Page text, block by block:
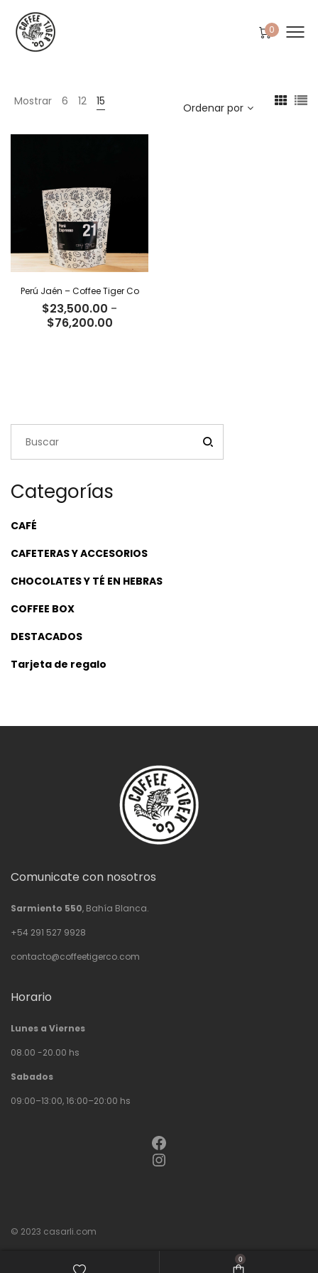
0
Mostrar 6 12 15 Ordenar por
Perú Jaén – Coffee Tiger Co
$23,500.00 -
$76,200.00Rango
Categorías
CAFÉ
CAFETERAS Y ACCESORIOS
CHOCOLATES Y TÉ EN HEBRAS
COFFEE BOX
DESTACADOS
Tarjeta de regalo
Comunicate con nosotros
Sarmiento 550, Bahía Blanca.
+54 291 527 9928
contacto@coffeetigerco.com
Horario
Lunes a Viernes
08.00 -20.00 hs
Sabados
09:00–13:00, 16:00–20:00 hs
Facebook
Instagram
© 2023 casarli.com
0